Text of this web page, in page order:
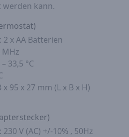
kann.
x AA Batterien
33,5 °C
95 x 27 mm (L x B x H)
V (AC) +/-10% , 50Hz